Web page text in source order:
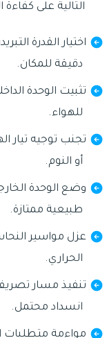
التالية على كفاءة
اختيار القدرة
دقيقة للمكان.
تثبيت الوحدة
للهواء.
تجنب توجيه تيار
أو النوم.
وضع الوحدة
طبيعية ممتازة.
عزل مواسير
الحراري.
تنفيذ مسار
انسداد محتمل.
مواءمة متطلبات